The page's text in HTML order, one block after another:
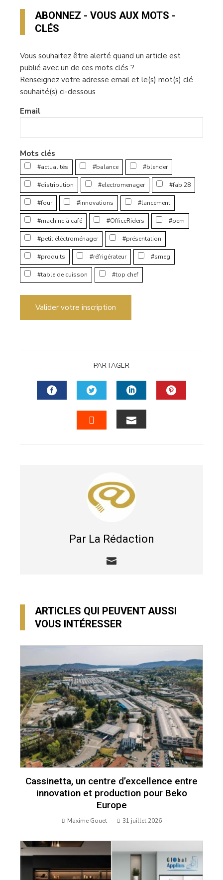
ABONNEZ - VOUS AUX MOTS -
CLÉS
Vous souhaitez être alerté quand un article est
publié avec un de ces mots clés ?
Renseignez votre adresse email et le(s) mot(s) clé
souhaité(s) ci-dessous
Email
Mots clés
#actualités #balance #blender
#distribution #electromenager #fab 28
#four #innovations #lancement
#machine à café #OfficeRiders #pem
#petit éléctroménager #présentation
#produits #réfrigérateur #smeg
#table de cuisson #top chef
Valider votre inscription
PARTAGER
FACEBOOKTWITTERLINKEDIN
Par La Rédaction
ARTICLES QUI PEUVENT AUSSI
VOUS INTÉRESSER
Cassinetta, un centre d’excellence entre
innovation et production pour Beko
Europe
Maxime Gouet 31 juillet 2026